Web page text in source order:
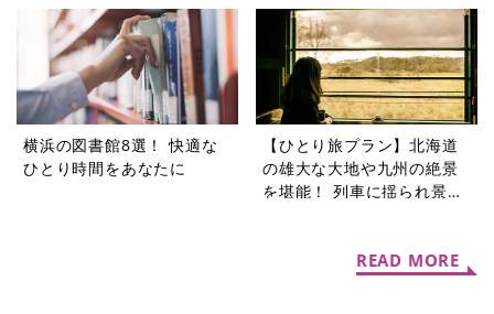
5選
横浜の図書館8選！ 快適な
ひとり時間をあなたに
【ひとり旅プラン】北海道
の雄大な大地や九州の絶景
を堪能！ 列車に揺られ景色
READ MORE